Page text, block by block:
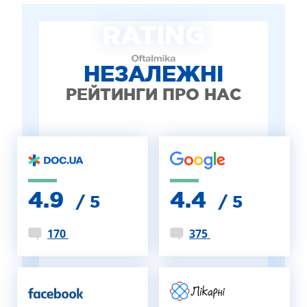
ДИТЯЧА ОФТАЛЬМОЛОГІЯ
ЛІКУВАННЯ ЗАХВОРЮВАНЬ СІТКІВКИ
ЕСТЕТИЧНА ХІРУРГІЯ
НЕЗАЛЕЖНІ
РЕЙТИНГИ ПРО НАС
4.9 / 5
170
4.4 / 5
375